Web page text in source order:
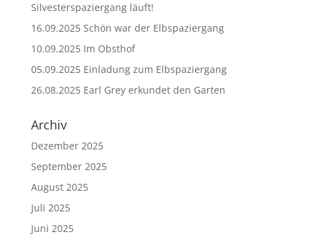
Silvesterspaziergang läuft!
16.09.2025 Schön war der Elbspaziergang
10.09.2025 Im Obsthof
05.09.2025 Einladung zum Elbspaziergang
26.08.2025 Earl Grey erkundet den Garten
Archiv
Dezember 2025
September 2025
August 2025
Juli 2025
Juni 2025